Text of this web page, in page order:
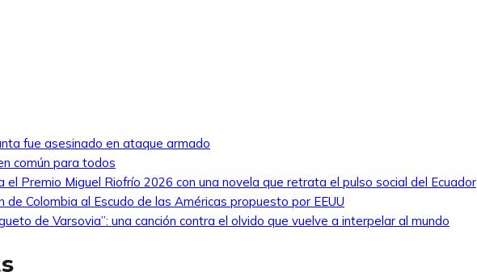
fue asesinado en ataque armado
común para todos
el Premio Miguel Riofrío 2026 con una novela que retrata el pulso social del Ecuador
de Colombia al Escudo de las Américas propuesto por EEUU
de Varsovia”: una canción contra el olvido que vuelve a interpelar al mundo